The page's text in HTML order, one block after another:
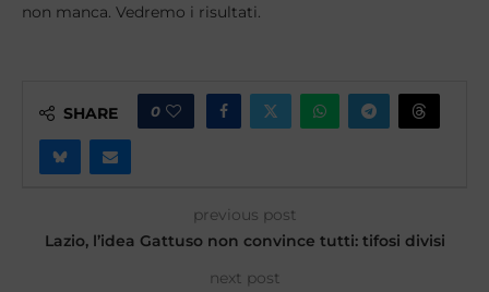
non manca. Vedremo i risultati.
SHARE 0
previous post
Lazio, l’idea Gattuso non convince tutti: tifosi divisi
next post